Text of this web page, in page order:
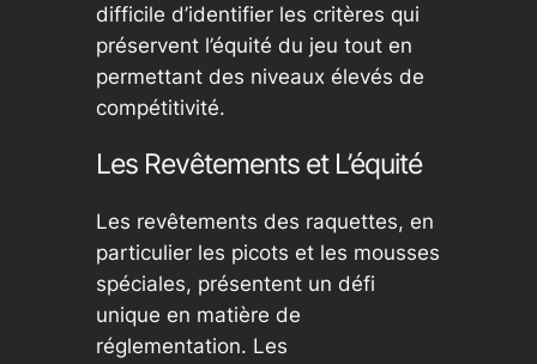
difficile d’identifier les critères qui
préservent l’équité du jeu tout en
permettant des niveaux élevés de
compétitivité.
Les Revêtements et L’équité
Les revêtements des raquettes, en
particulier les picots et les mousses
spéciales, présentent un défi
unique en matière de
réglementation. Les